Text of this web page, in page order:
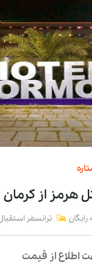
هرمز از کرمان
ترانسفر
اطلاع از قیمت